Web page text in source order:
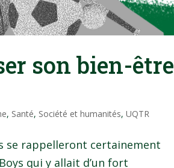
son bien-être
, Santé, Société et humanités,UQTR
se rappelleront certainement
qui y allait d’un fort